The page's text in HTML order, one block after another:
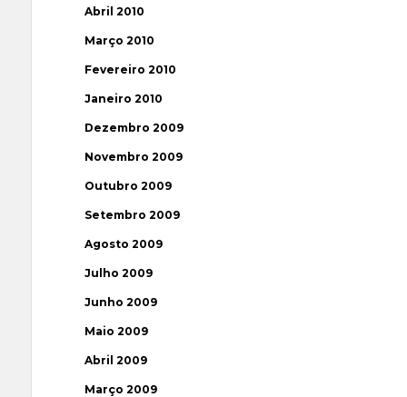
Abril 2010
Março 2010
Fevereiro 2010
Janeiro 2010
Dezembro 2009
Novembro 2009
Outubro 2009
Setembro 2009
Agosto 2009
Julho 2009
Junho 2009
Maio 2009
Abril 2009
Março 2009